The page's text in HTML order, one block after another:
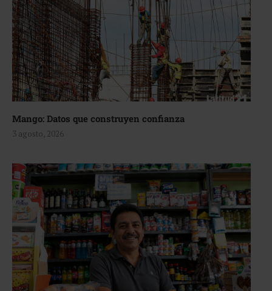
Mango: Datos que construyen confianza
3 agosto, 2026